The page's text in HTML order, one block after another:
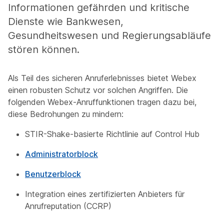
Informationen gefährden und kritische
Dienste wie Bankwesen,
Gesundheitswesen und Regierungsabläufe
stören können.
Als Teil des sicheren Anruferlebnisses bietet Webex
einen robusten Schutz vor solchen Angriffen. Die
folgenden Webex-Anruffunktionen tragen dazu bei,
diese Bedrohungen zu mindern:
STIR-Shake-basierte Richtlinie auf Control Hub
Administratorblock
Benutzerblock
Integration eines zertifizierten Anbieters für
Anrufreputation (CCRP)